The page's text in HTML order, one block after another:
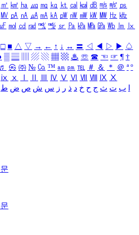
㎡ ㎢ ㏊ ㎍ ㎎ ㎏ ㏏ ㎈ ㎉ ㏈ ㎧ ㎨ ㎰
㎹ ㎀ ㎁ ㎂ ㎃ ㎄ ㎺ ㎻ ㎽ ㎾ ㎿ ㎐ ㎑
㏖ ㏅ ㎭ ㎮ ㎯ ㏛ ㎩ ㎪ ㎫ ㎬ ㏝ ㏐
㏓
□ ■ △ ▽ → ← ↑ ↓ ↔ 〓 ◁ ◀ ▷ ▶ ♤
▒ ▤ ▨ ▧ ▦ ▩ ♨ ☏ ☎ ☜ ☞ ¶ †
♬ ㉿ ㈜ № ㏇ ™ ㏂ ㏘ ℡ ＃ ＆ ＊ ＠ ª º
ⅸ ⅹ Ⅳ Ⅴ Ⅵ Ⅶ Ⅷ Ⅸ Ⅹ
ب ت ث ج ح خ د ذ ر ز س ش ص ض ط